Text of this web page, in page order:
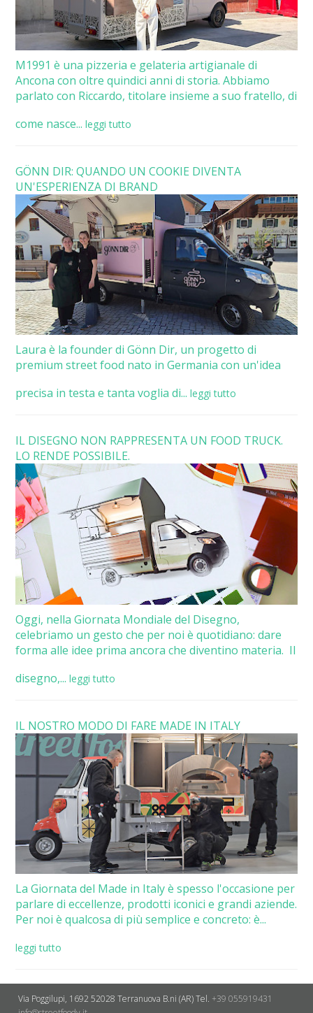
M1991 è una pizzeria e gelateria artigianale di
Ancona con oltre quindici anni di storia. Abbiamo
parlato con Riccardo, titolare insieme a suo fratello, di
come nasce... leggi tutto
GÖNN DIR: QUANDO UN COOKIE DIVENTA
UN'ESPERIENZA DI BRAND
Laura è la founder di Gönn Dir, un progetto di
premium street food nato in Germania con un'idea
precisa in testa e tanta voglia di... leggi tutto
IL DISEGNO NON RAPPRESENTA UN FOOD TRUCK.
LO RENDE POSSIBILE.
Oggi, nella Giornata Mondiale del Disegno,
celebriamo un gesto che per noi è quotidiano: dare
forma alle idee prima ancora che diventino materia. Il
disegno,... leggi tutto
IL NOSTRO MODO DI FARE MADE IN ITALY
La Giornata del Made in Italy è spesso l'occasione per
parlare di eccellenze, prodotti iconici e grandi aziende.
Per noi è qualcosa di più semplice e concreto: è...
leggi tutto
Via Poggilupi, 1692 52028 Terranuova B.ni (AR)Tel. +39 055919431